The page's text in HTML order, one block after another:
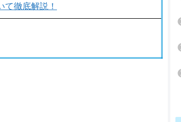
徹底解説！